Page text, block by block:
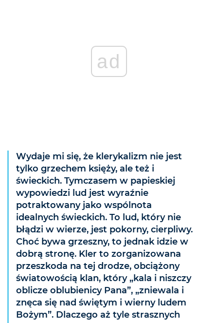
ad
Wydaje mi się, że klerykalizm nie jest
tylko grzechem księży, ale też i
świeckich. Tymczasem w papieskiej
wypowiedzi lud jest wyraźnie
potraktowany jako wspólnota
idealnych świeckich. To lud, który nie
błądzi w wierze, jest pokorny, cierpliwy.
Choć bywa grzeszny, to jednak idzie w
dobrą stronę. Kler to zorganizowana
przeszkoda na tej drodze, obciążony
światowością klan, który „kala i niszczy
oblicze oblubienicy Pana”, „zniewala i
znęca się nad świętym i wierny ludem
Bożym”. Dlaczego aż tyle strasznych